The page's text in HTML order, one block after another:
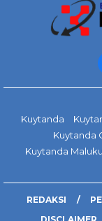
Kuytanda
Kuytanda
Kuytanda
REDAKSI